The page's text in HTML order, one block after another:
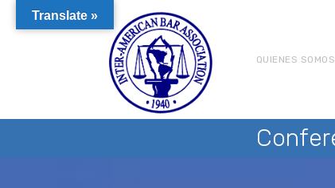
QUIENES SOMOS
Translate »